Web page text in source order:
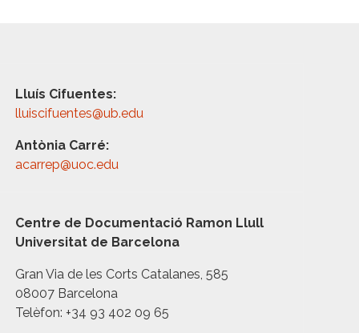
Lluís Cifuentes:
lluiscifuentes@ub.edu
Antònia Carré:
acarrep@uoc.edu
Centre de Documentació Ramon Llull
Universitat de Barcelona
Gran Via de les Corts Catalanes, 585
08007 Barcelona
Telèfon: +34 93 402 09 65